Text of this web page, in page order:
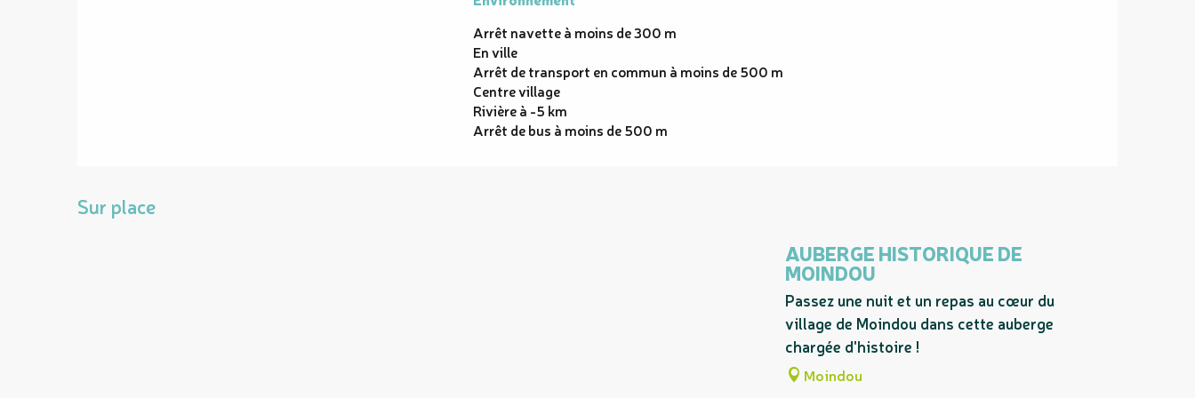
Arrêt navette à moins de 300 m
En ville
Arrêt de transport en commun à moins de 500 m
Centre village
Rivière à -5 km
Arrêt de bus à moins de 500 m
Sur place
AUBERGE HISTORIQUE DE
MOINDOU
Passez une nuit et un repas au cœur du
village de Moindou dans cette auberge
chargée d'histoire !
Moindou